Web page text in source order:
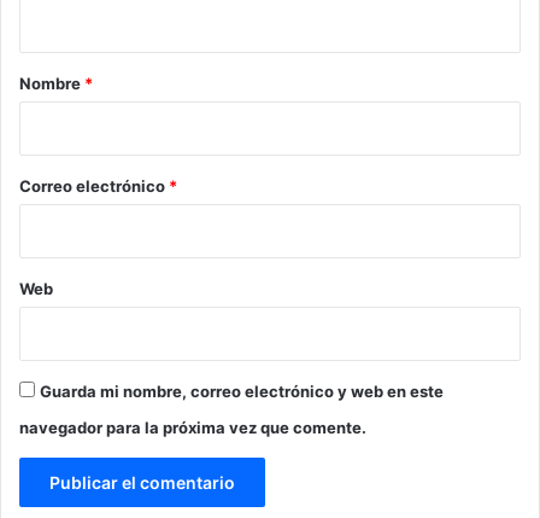
r
*
Nombre *
Correo electrónico *
Web
Guarda mi nombre, correo electrónico y web en este
navegador para la próxima vez que comente.